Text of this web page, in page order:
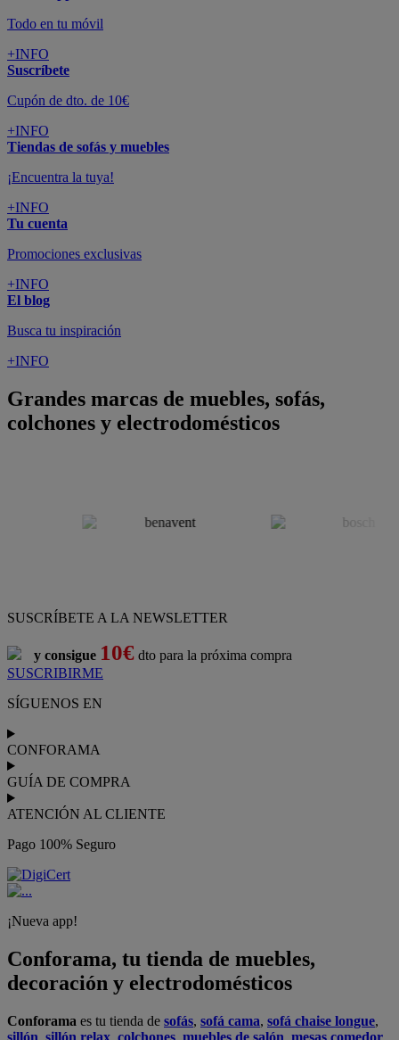
Todo en tu móvil
+INFO
Suscríbete
Cupón de dto. de 10€
+INFO
Tiendas de sofás y muebles
¡Encuentra la tuya!
+INFO
Tu cuenta
Promociones exclusivas
+INFO
El blog
Busca tu inspiración
+INFO
Grandes marcas de muebles, sofás,
colchones y electrodomésticos
SUSCRÍBETE A LA NEWSLETTER
y consigue 10€ dto para la próxima compra
SUSCRIBIRME
SÍGUENOS EN
CONFORAMA
GUÍA DE COMPRA
ATENCIÓN AL CLIENTE
Pago 100% Seguro
¡Nueva app!
Conforama, tu tienda de muebles,
decoración y electrodomésticos
Conforama es tu tienda de sofás, sofá cama, sofá chaise longue,
sillón, sillón relax, colchones, muebles de salón, mesas comedor,